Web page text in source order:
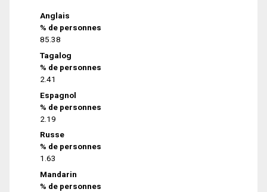
Anglais
% de personnes
85.38
Tagalog
% de personnes
2.41
Espagnol
% de personnes
2.19
Russe
% de personnes
1.63
Mandarin
% de personnes